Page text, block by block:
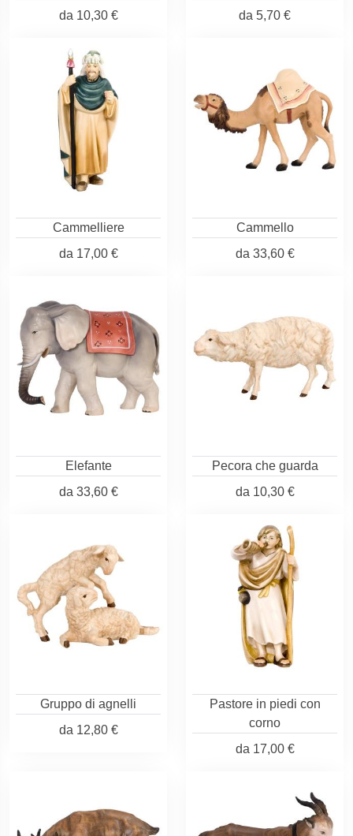
da 10,30 €
da 5,70 €
Cammelliere
da 17,00 €
Cammello
da 33,60 €
Elefante
da 33,60 €
Pecora che guarda
da 10,30 €
Gruppo di agnelli
da 12,80 €
Pastore in piedi con
corno
da 17,00 €